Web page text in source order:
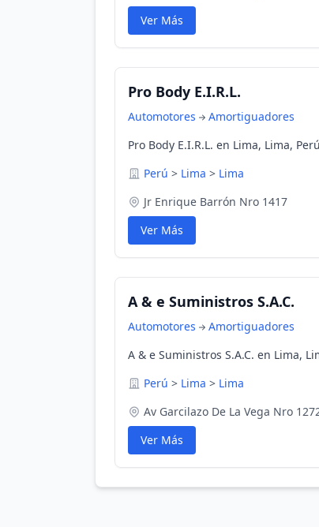
Ver Más
Pro Body E.I.R.L.
Automotores
Amortiguadores
Pro Body E.I.R.L. en Lima, Lima, Perú
Perú > Lima > Lima
Jr Enrique Barrón Nro 1417
Ver Más
A & e Suministros S.A.C.
Automotores
Amortiguadores
A & e Suministros S.A.C. en Lima,
Perú > Lima > Lima
Av Garcilazo De La Vega Nro
Ver Más